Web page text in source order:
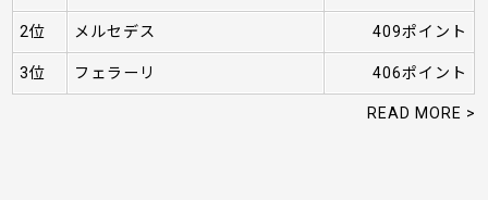
2位 メルセデス 409ポイント
3位 フェラーリ 406ポイント
READ MORE >